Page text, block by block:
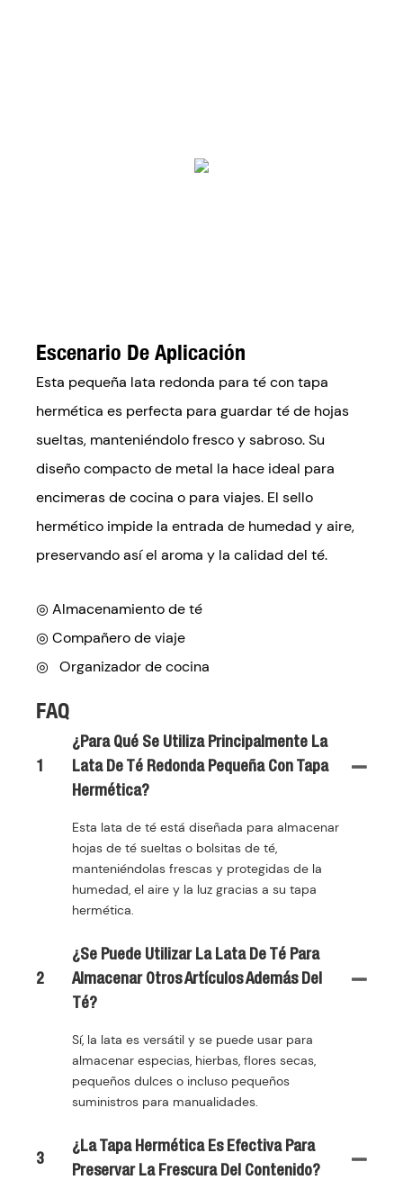
Escenario De Aplicación
Esta pequeña lata redonda para té con tapa
hermética es perfecta para guardar té de hojas
sueltas, manteniéndolo fresco y sabroso. Su
diseño compacto de metal la hace ideal para
encimeras de cocina o para viajes. El sello
hermético impide la entrada de humedad y aire,
preservando así el aroma y la calidad del té.
◎ Almacenamiento de té
◎ Compañero de viaje
◎
Organizador de cocina
FAQ
1
¿Para Qué Se Utiliza Principalmente La
Lata De Té Redonda Pequeña Con Tapa
Hermética?
Esta lata de té está diseñada para almacenar
hojas de té sueltas o bolsitas de té,
manteniéndolas frescas y protegidas de la
humedad, el aire y la luz gracias a su tapa
hermética.
2
¿Se Puede Utilizar La Lata De Té Para
Almacenar Otros Artículos Además Del
Té?
Sí, la lata es versátil y se puede usar para
almacenar especias, hierbas, flores secas,
pequeños dulces o incluso pequeños
suministros para manualidades.
3
¿La Tapa Hermética Es Efectiva Para
Preservar La Frescura Del Contenido?